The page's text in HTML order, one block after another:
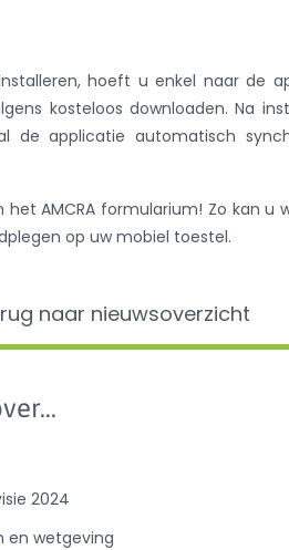
hoeft u enkel naar de
kosteloos downloaden. Na
de applicatie automatisch
AMCRA formularium! Zo kan u
op uw mobiel toestel.
naar nieuwsoverzicht
2024
en wetgeving